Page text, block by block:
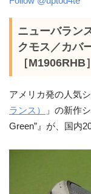
ニューバラン
クモス／カバ
［M1906RHB］
アメリカ発の人気
ランス）
」の新作
Green”』が、国内